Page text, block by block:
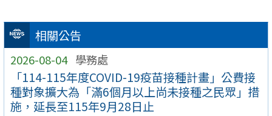
相關公告
2026-08-04 學務處
「114-115年度COVID-19疫苗接種計畫」公費接
種對象擴大為「滿6個月以上尚未接種之民眾」措
施，延長至115年9月28日止